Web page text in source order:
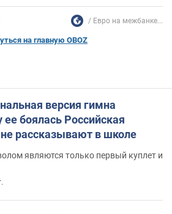
Евро на межбанке...
на главную OBOZ
версия гимна
боялась Российская
рассказывают в школе
являются только первый куплет и